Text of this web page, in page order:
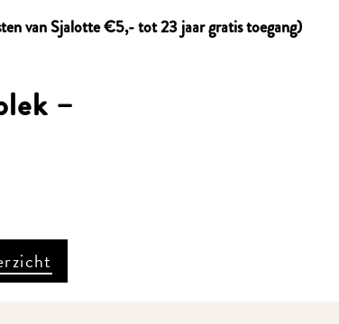
van Sjalotte €5,- tot 23 jaar gratis toegang)
–